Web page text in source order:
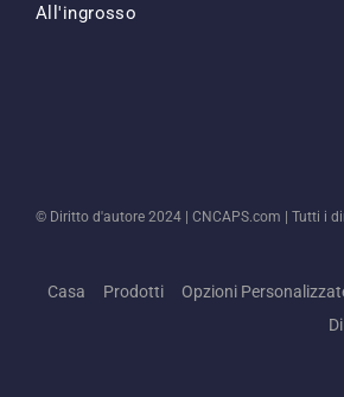
All'ingrosso
© Diritto d'autore 2024 | CNCAPS.com | Tutti i
Casa Prodotti Opzioni
Di